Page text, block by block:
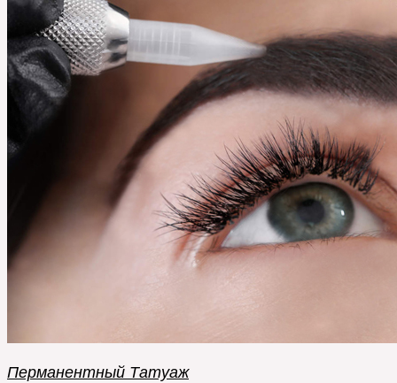
Перманентный Татуаж